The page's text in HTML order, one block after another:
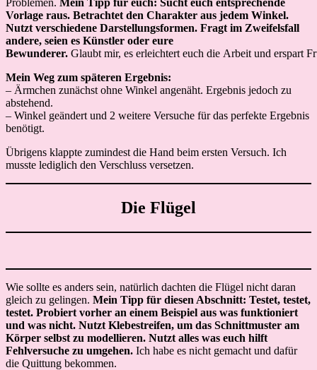
Vorlage raus. Betrachtet den Charakter aus jedem Winkel.
Nutzt verschiedene Darstellungsformen. Fragt im Zweifelsfall
andere, seien es Künstler oder eure
Bewunderer. Glaubt mir, es erleichtert euch die Arbeit und erspart
Mein Weg zum späteren Ergebnis:
– Ärmchen zunächst ohne Winkel angenäht. Ergebnis jedoch zu
abstehend.
– Winkel geändert und 2 weitere Versuche für das perfekte Ergebnis
benötigt.
Übrigens klappte zumindest die Hand beim ersten Versuch. Ich
musste lediglich den Verschluss versetzen.
Die Flügel
Wie sollte es anders sein, natürlich dachten die Flügel nicht daran
gleich zu gelingen. Mein Tipp für diesen Abschnitt: Testet, testet,
testet. Probiert vorher an einem Beispiel aus was funktioniert
und was nicht. Nutzt Klebestreifen, um das Schnittmuster am
Körper selbst zu modellieren. Nutzt alles was euch hilft
Fehlversuche zu umgehen. Ich habe es nicht gemacht und dafür
die Quittung bekommen.